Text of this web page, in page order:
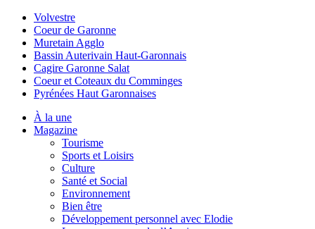
Volvestre
Coeur de Garonne
Muretain Agglo
Bassin Auterivain Haut-Garonnais
Cagire Garonne Salat
Coeur et Coteaux du Comminges
Pyrénées Haut Garonnaises
À la une
Magazine
Tourisme
Sports et Loisirs
Culture
Santé et Social
Environnement
Bien être
Développement personnel avec Elodie